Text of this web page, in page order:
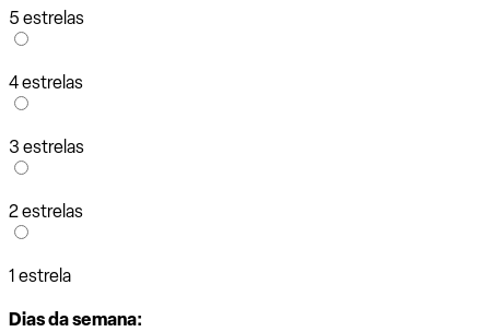
5 estrelas
4 estrelas
3 estrelas
2 estrelas
1 estrela
Dias da semana: